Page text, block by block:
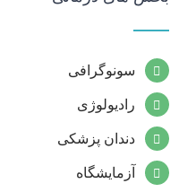
سونوگرافی
رادیولوژی
دندان پزشکی
آزمایشگاه